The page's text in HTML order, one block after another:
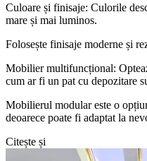
Culoare și finisaje: Culorile
mare și mai luminos.
Folosește finisaje moderne și
Mobilier multifuncțional:
cum ar fi un pat cu depozitare
Mobilierul modular este o
deoarece poate fi adaptat la
Citește și